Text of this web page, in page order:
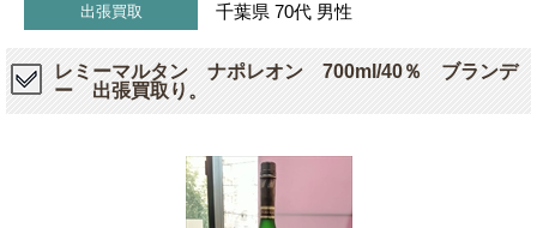
出張買取 千葉県 70代 男性
レミーマルタン ナポレオン 700ml/40％ ブランデ
ー 出張買取り。